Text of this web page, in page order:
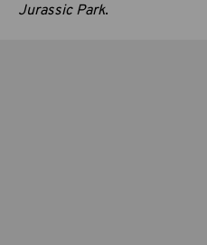
Jurassic Park.